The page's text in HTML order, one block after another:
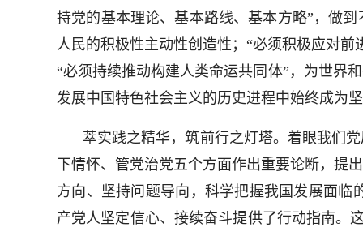
持党的基本理论、基本路线、基本方略”，做
人民的积极性主动性创造性；“必须积极应对
“必须持续推动构建人类命运共同体”，为世界
发展中国特色社会主义的历史进程中始终成为
萃实践之精华，筑前行之灯塔。着眼我们
下情怀、管党治党五个方面作出重要论断，提
方向、坚持问题导向，科学把握我国发展面
产党人坚定信心、接续奋斗提供了行动指南。